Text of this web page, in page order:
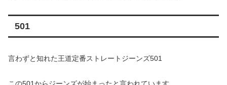
501
言わずと知れた王道定番ストレートジーンズ501